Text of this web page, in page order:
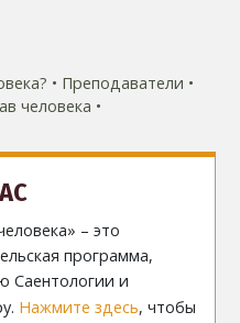
Преподаватели
человека
– это
программа,
Саентологии и
Нажмите здесь, чтобы